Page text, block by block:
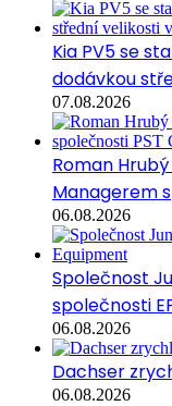
Kia PV5 se
dodávkou
07.08.2026
Roman
Managerem
06.08.2026
Společnost
společnosti
06.08.2026
Dachser
06.08.2026